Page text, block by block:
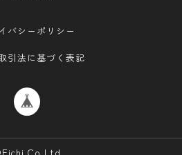
バシーポリシー
引法に基づく表記